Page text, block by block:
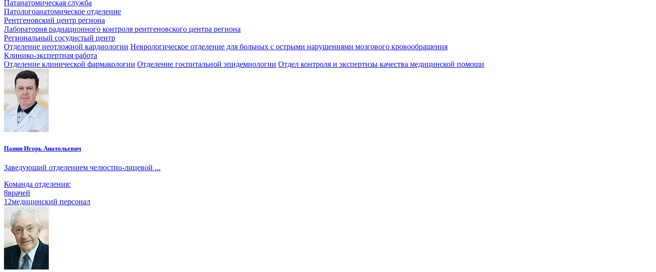
Патанатомическая служба
Патологоанатомическое отделение
Рентгеновский центр региона
Лаборатория радиационного контроля рентгеновского центра региона
Региональный сосудистый центр
Отделение неотложной кардиологии Неврологическое отделение для больных с острыми нарушениями мозгового кровообращения
Клинико-экспертная работа
Отделение клинической фармакологии Отделение госпитальной эпидемиологии Отдел контроля и экспертизы качества медицинской помощи
Панин Игорь Анатольевич
Заведующий отделением челюстно-лицевой ...
Команда отделения:
8врачей
12медицинский персонал